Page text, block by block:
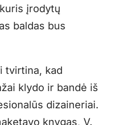
įrodytų
baldas bus
tvirtina, kad
klydo ir bandė iš
dizaineriai.
knygas, V.